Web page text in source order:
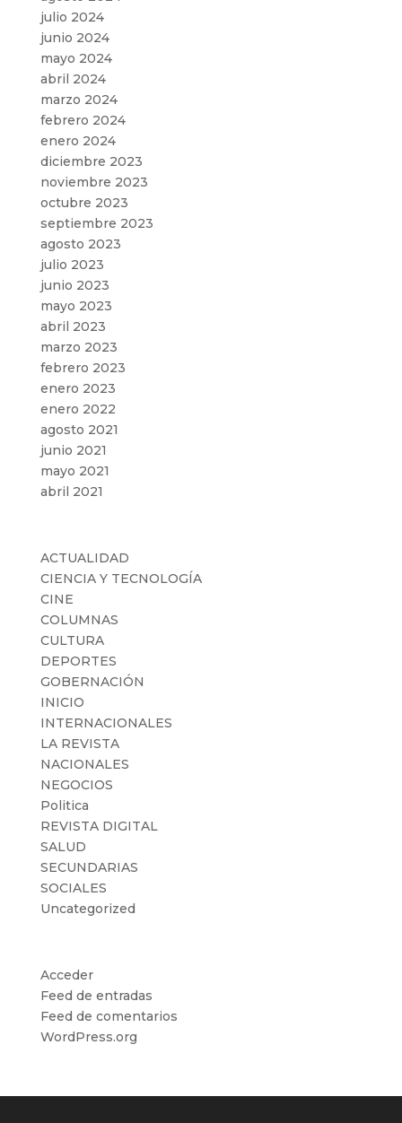
julio 2024
junio 2024
mayo 2024
abril 2024
marzo 2024
febrero 2024
enero 2024
diciembre 2023
noviembre 2023
octubre 2023
septiembre 2023
agosto 2023
julio 2023
junio 2023
mayo 2023
abril 2023
marzo 2023
febrero 2023
enero 2023
enero 2022
agosto 2021
junio 2021
mayo 2021
abril 2021
ACTUALIDAD
CIENCIA Y TECNOLOGÍA
CINE
COLUMNAS
CULTURA
DEPORTES
GOBERNACIÓN
INICIO
INTERNACIONALES
LA REVISTA
NACIONALES
NEGOCIOS
Politica
REVISTA DIGITAL
SALUD
SECUNDARIAS
SOCIALES
Uncategorized
Acceder
Feed de entradas
Feed de comentarios
WordPress.org